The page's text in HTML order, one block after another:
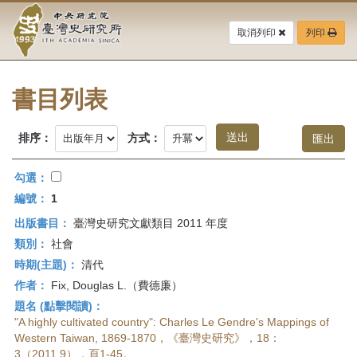
要
中
央
研
究
院-
臺
灣
史
研
究
所-
取消列印 列印
書目列表
排序： 方式：
勾選：
編號：
1
出版書目： 臺灣史研究文獻類目 2011 年度
類別： 社會
時期(主題)： 清代
作者：
Fix, Douglas L.（費德廉）
題名 (點擊閱讀)：
"A highly cultivated country": Charles Le Gendre's Mappings of
Western Taiwan, 1869-1870，《臺灣史研究》，18：
3（2011.9），頁1-45。